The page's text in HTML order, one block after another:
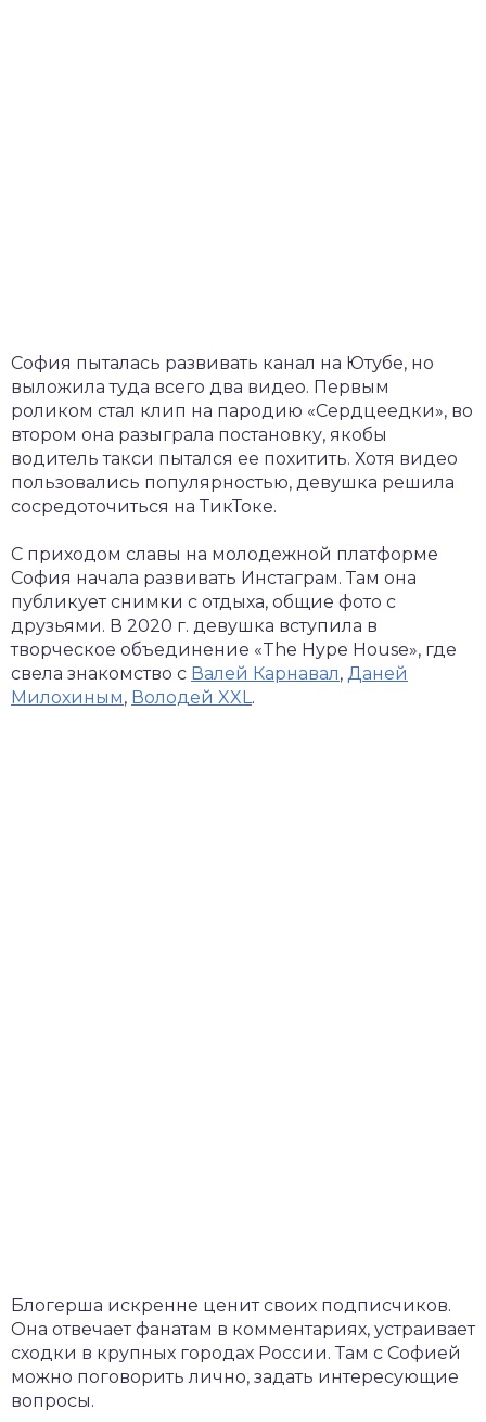
София пыталась развивать канал на Ютубе, но
выложила туда всего два видео. Первым
роликом стал клип на пародию «Сердцеедки», во
втором она разыграла постановку, якобы
водитель такси пытался ее похитить. Хотя видео
пользовались популярностью, девушка решила
сосредоточиться на ТикТоке.
С приходом славы на молодежной платформе
София начала развивать Инстаграм. Там она
публикует снимки с отдыха, общие фото с
друзьями. В 2020 г. девушка вступила в
творческое объединение «The Hype House», где
свела знакомство с Валей Карнавал, Даней
Милохиным, Володей XXL .
Блогерша искренне ценит своих подписчиков.
Она отвечает фанатам в комментариях, устраивает
сходки в крупных городах России. Там с Софией
можно поговорить лично, задать интересующие
вопросы.